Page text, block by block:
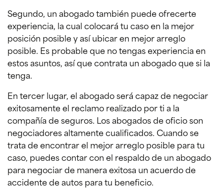
Segundo, un abogado también puede ofrecerte
experiencia, la cual colocará tu caso en la mejor
posición posible y así ubicar en mejor arreglo
posible. Es probable que no tengas experiencia en
estos asuntos, así que contrata un abogado que si la
tenga.
En tercer lugar, el abogado será capaz de negociar
exitosamente el reclamo realizado por ti a la
compañía de seguros. Los abogados de oficio son
negociadores altamente cualificados. Cuando se
trata de encontrar el mejor arreglo posible para tu
caso, puedes contar con el respaldo de un abogado
para negociar de manera exitosa un acuerdo de
accidente de autos para tu beneficio.